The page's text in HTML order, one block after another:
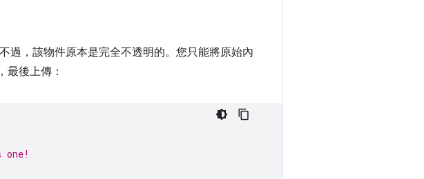
過，該物件原本是完全不透明的。您只能將原始內
後上傳：